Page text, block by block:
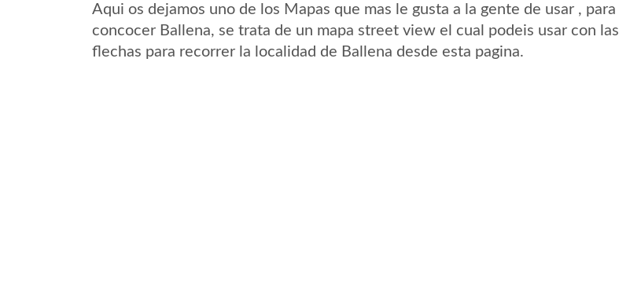
Aqui os dejamos uno de los Mapas que mas le gusta a la gente de usar , para
concocer Ballena, se trata de un mapa street view el cual podeis usar con las
flechas para recorrer la localidad de Ballena desde esta pagina.